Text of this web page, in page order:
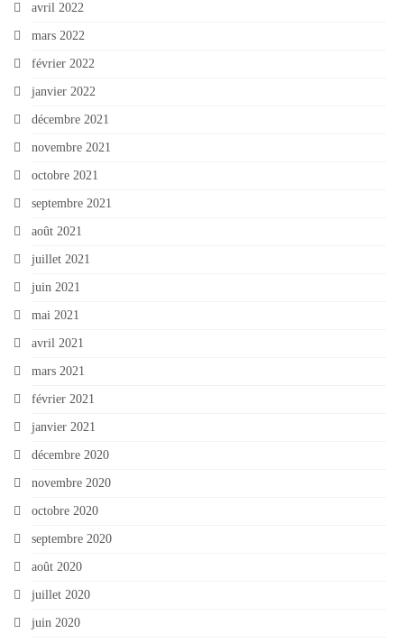
avril 2022
mars 2022
février 2022
janvier 2022
décembre 2021
novembre 2021
octobre 2021
septembre 2021
août 2021
juillet 2021
juin 2021
mai 2021
avril 2021
mars 2021
février 2021
janvier 2021
décembre 2020
novembre 2020
octobre 2020
septembre 2020
août 2020
juillet 2020
juin 2020